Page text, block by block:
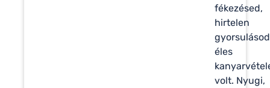
fékezésed,
hirtelen
éles
volt. Nyugi,